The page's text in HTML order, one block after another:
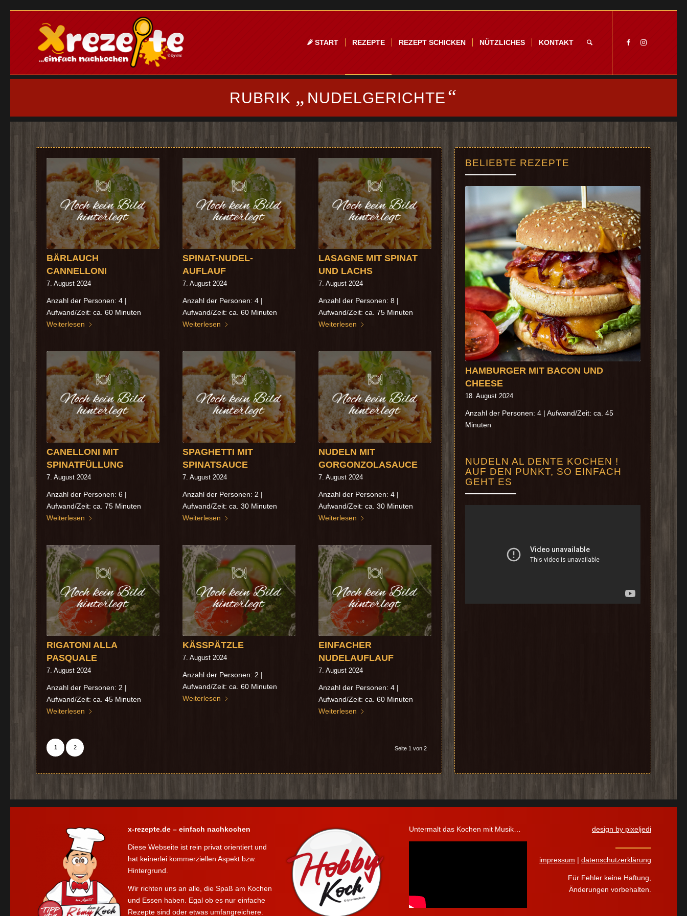
START REZEPTE REZEPT SCHICKEN NÜTZLICHES KONTAKT
RUBRIK „ NUDELGERICHTE “
BÄRLAUCH
CANNELLONI
7. August 2024
Anzahl der Personen: 4 |
Aufwand/Zeit: ca. 60 Minuten
Weiterlesen
SPINAT-NUDEL-
AUFLAUF
7. August 2024
Anzahl der Personen: 4 |
Aufwand/Zeit: ca. 60 Minuten
Weiterlesen
LASAGNE MIT SPINAT
UND LACHS
7. August 2024
Anzahl der Personen: 8 |
Aufwand/Zeit: ca. 75 Minuten
Weiterlesen
CANELLONI MIT
SPINATFÜLLUNG
7. August 2024
Anzahl der Personen: 6 |
Aufwand/Zeit: ca. 75 Minuten
Weiterlesen
SPAGHETTI MIT
SPINATSAUCE
7. August 2024
Anzahl der Personen: 2 |
Aufwand/Zeit: ca. 30 Minuten
Weiterlesen
NUDELN MIT
GORGONZOLASAUCE
7. August 2024
Anzahl der Personen: 4 |
Aufwand/Zeit: ca. 30 Minuten
Weiterlesen
RIGATONI ALLA
PASQUALE
7. August 2024
Anzahl der Personen: 2 |
Aufwand/Zeit: ca. 45 Minuten
Weiterlesen
KÄSSPÄTZLE
7. August 2024
Anzahl der Personen: 2 |
Aufwand/Zeit: ca. 60 Minuten
Weiterlesen
EINFACHER
NUDELAUFLAUF
7. August 2024
Anzahl der Personen: 4 |
Aufwand/Zeit: ca. 60 Minuten
Weiterlesen
Seite 1 von 2
1 2
BELIEBTE REZEPTE
HAMBURGER MIT BACON UND
CHEESE
18. August 2024
Anzahl der Personen: 4 | Aufwand/Zeit: ca. 45
Minuten
SCHWEINEBRATEN
18. August 2024
Anzahl der Personen: 3 | Aufwand/Zeit: ca. 90
Minuten
NUDELN AL DENTE KOCHEN !
AUF DEN PUNKT, SO EINFACH
GEHT ES
x-rezepte.de – einfach nachkochen
Diese Webseite ist rein privat orientiert und
hat keinerlei kommerziellen Aspekt bzw.
Hintergrund.
Wir richten uns an alle, die Spaß am Kochen
und Essen haben. Egal ob es nur einfache
Rezepte sind oder etwas umfangreichere.
Untermalt das Kochen mit Musik… design by pixeljedi
impressum | datenschutzerklärung
Für Fehler keine Haftung,
Änderungen vorbehalten.